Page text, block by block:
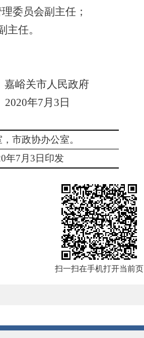
委员会副主任；
任。
嘉峪关市人民政府
2020年7月 3 日
市政协办公室。
年7 月 3 日印发
扫一扫在手机打开当前页